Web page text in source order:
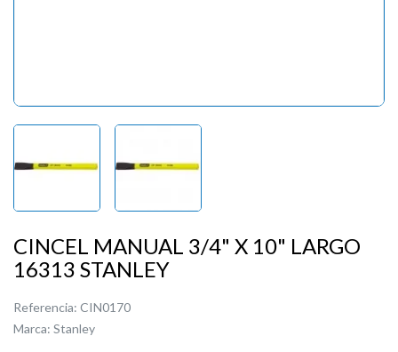
CINCEL MANUAL 3/4" X 10" LARGO
16313 STANLEY
Referencia: CIN0170
Marca: Stanley